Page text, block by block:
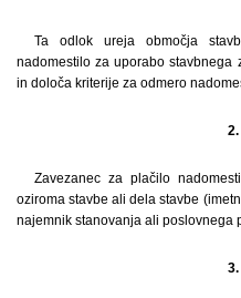
Ta odlok ureja območja
nadomestilo za uporabo stavbnega
in določa kriterije za odmero
Zavezanec za plačilo
oziroma stavbe ali dela stavbe
najemnik stanovanja ali poslovnega